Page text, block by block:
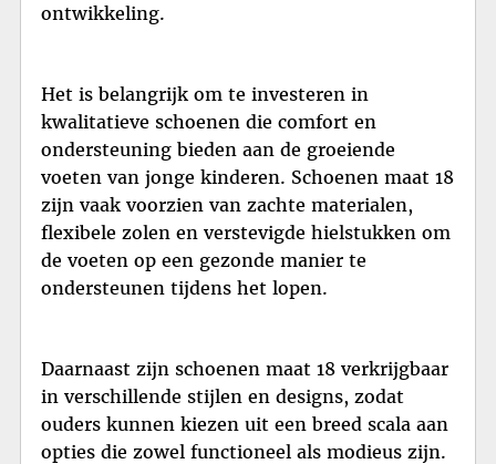
ontwikkeling.
Het is belangrijk om te investeren in
kwalitatieve schoenen die comfort en
ondersteuning bieden aan de groeiende
voeten van jonge kinderen. Schoenen maat 18
zijn vaak voorzien van zachte materialen,
flexibele zolen en verstevigde hielstukken om
de voeten op een gezonde manier te
ondersteunen tijdens het lopen.
Daarnaast zijn schoenen maat 18 verkrijgbaar
in verschillende stijlen en designs, zodat
ouders kunnen kiezen uit een breed scala aan
opties die zowel functioneel als modieus zijn.